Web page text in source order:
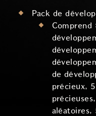
Pack de
Comprend
de
précieux,
aléatoires,